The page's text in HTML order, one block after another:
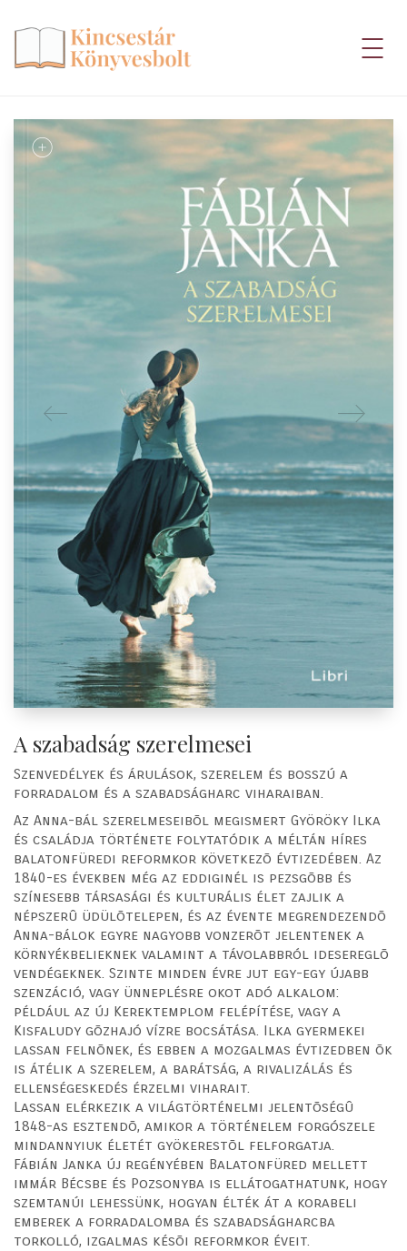
A szabadság szerelmesei
Szenvedélyek és árulások, szerelem és bosszú a
forradalom és a szabadságharc viharaiban.
Az Anna-bál szerelmeseibõl megismert Györöky Ilka
és családja története folytatódik a méltán híres
balatonfüredi reformkor következõ évtizedében. Az
1840-es években még az eddiginél is pezsgõbb és
színesebb társasági és kulturális élet zajlik a
népszerû üdülõtelepen, és az évente megrendezendõ
Anna-bálok egyre nagyobb vonzerõt jelentenek a
környékbelieknek valamint a távolabbról idesereglõ
vendégeknek. Szinte minden évre jut egy-egy újabb
szenzáció, vagy ünneplésre okot adó alkalom:
például az új Kerektemplom felépítése, vagy a
Kisfaludy gõzhajó vízre bocsátása. Ilka gyermekei
lassan felnõnek, és ebben a mozgalmas évtizedben õk
is átélik a szerelem, a barátság, a rivalizálás és
ellenségeskedés érzelmi viharait.
Lassan elérkezik a világtörténelmi jelentõségû
1848-as esztendõ, amikor a történelem forgószele
mindannyiuk életét gyökerestõl felforgatja.
Fábián Janka új regényében Balatonfüred mellett
immár Bécsbe és Pozsonyba is ellátogathatunk, hogy
szemtanúi lehessünk, hogyan élték át a korabeli
emberek a forradalomba és szabadságharcba
torkolló, izgalmas késõi reformkor éveit.